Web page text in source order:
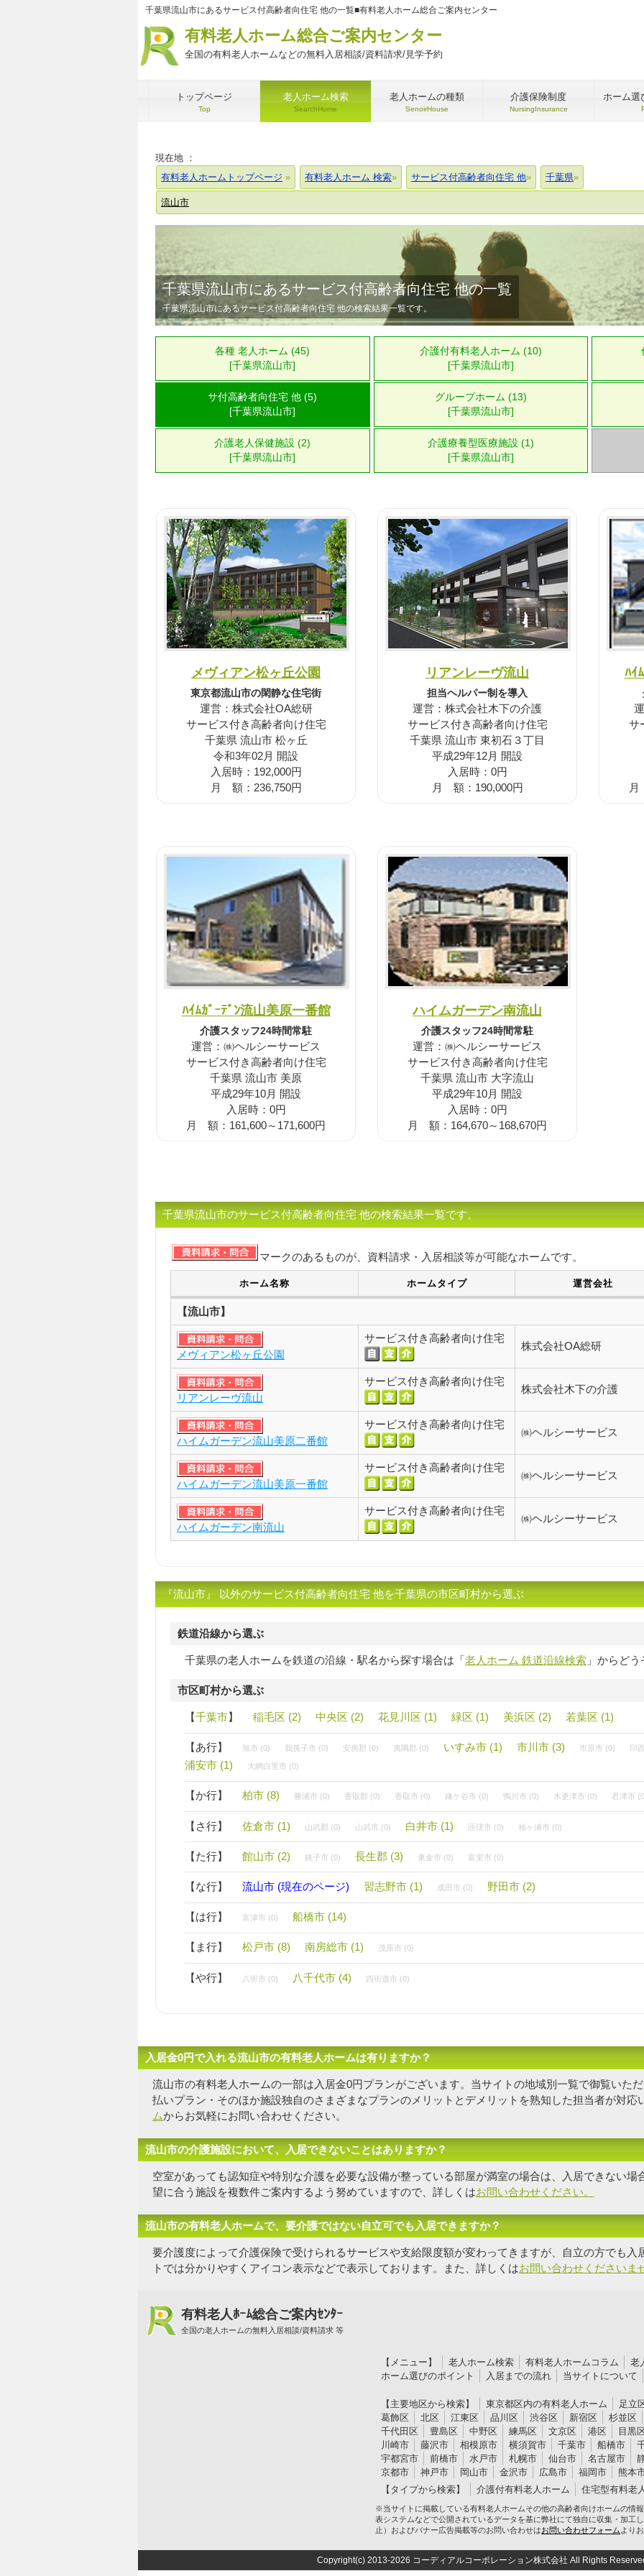
千葉県流山市にあるサービス付高齢者向住宅 他の一覧■有料老人ホーム総合ご案内センター
有料老人ホーム総合ご案内センター
全国の有料老人ホームなどの無料入居相談/資料請求/見学予約
トップページ
Top
老人ホーム検索
SearchHome
老人ホームの種類
SenoirHouse
介護保険制度
NursingInsurance
ホーム選
現在地 ：
有料老人ホームトップページ
有料老人ホーム 検索 サービス付高齢者向住宅 他 千葉県
流山市
千葉県流山市にあるサービス付高齢者向住宅 他の一覧
千葉県流山市にあるサービス付高齢者向住宅 他の検索結果一覧です。
各種 老人ホーム (45)
[千葉県流山市]
介護付有料老人ホーム (10)
[千葉県流山市]
サ付高齢者向住宅 他 (5)
[千葉県流山市]
グループホーム (13)
[千葉県流山市]
介護老人保健施設 (2)
[千葉県流山市]
介護療養型医療施設 (1)
[千葉県流山市]
メヴィアン松ヶ丘公園
東京都流山市の閑静な住宅街
運営：株式会社OA総研
サービス付き高齢者向け住宅
千葉県 流山市 松ヶ丘
令和3年02月 開設
入居時：192,000円
月 額：236,750円
リアンレーヴ流山
担当ヘルパー制を導入
運営：株式会社木下の介護
サービス付き高齢者向け住宅
千葉県 流山市 東初石３丁目
平成29年12月 開設
入居時：0円
月 額：190,000円
ﾊｲ
サ
ﾊｲﾑｶﾞｰﾃﾞﾝ流山美原一番館
介護スタッフ24時間常駐
運営：㈱ヘルシーサービス
サービス付き高齢者向け住宅
千葉県 流山市 美原
平成29年10月 開設
入居時：0円
月 額：161,600～171,600円
ハイムガーデン南流山
介護スタッフ24時間常駐
運営：㈱ヘルシーサービス
サービス付き高齢者向け住宅
千葉県 流山市 大字流山
平成29年10月 開設
入居時：0円
月 額：164,670～168,670円
千葉県流山市のサービス付高齢者向住宅 他の検索結果一覧です。
マークのあるものが、資料請求・入居相談等が可能なホームです。
ホーム名称 ホームタイプ 運営会社
【流山市】
メヴィアン松ヶ丘公園
サービス付き高齢者向け住宅
株式会社OA総研
リアンレーヴ流山
サービス付き高齢者向け住宅
株式会社木下の介護
ハイムガーデン流山美原二番館
サービス付き高齢者向け住宅
㈱ヘルシーサービス
ハイムガーデン流山美原一番館
サービス付き高齢者向け住宅
㈱ヘルシーサービス
ハイムガーデン南流山
サービス付き高齢者向け住宅
㈱ヘルシーサービス
『流山市』 以外のサービス付高齢者向住宅 他を千葉県の市区町村から選ぶ
鉄道沿線から選ぶ
千葉県の老人ホームを鉄道の沿線・駅名から探す場合は「老人ホーム 鉄道沿線検索 」からどう
市区町村から選ぶ
【千葉市】 稲毛区 (2) 中央区 (2) 花見川区 (1) 緑区 (1) 美浜区 (2) 若葉区 (1)
【あ行】 旭市 (0) 我孫子市 (0) 安房郡 (0) 夷隅郡 (0) いすみ市 (1) 市川市 (3) 市原市 (0) 印
浦安市 (1) 大網白里市 (0)
【か行】 柏市 (8) 勝浦市 (0) 香取郡 (0) 香取市 (0) 鎌ケ谷市 (0) 鴨川市 (0) 木更津市 (0) 君津市
【さ行】 佐倉市 (1) 山武郡 (0) 山武市 (0) 白井市 (1) 匝瑳市 (0) 袖ヶ浦市 (0)
【た行】 館山市 (2) 銚子市 (0) 長生郡 (3) 東金市 (0) 富里市 (0)
【な行】 流山市 (現在のページ) 習志野市 (1) 成田市 (0) 野田市 (2)
【は行】 富津市 (0) 船橋市 (14)
【ま行】 松戸市 (8) 南房総市 (1) 茂原市 (0)
【や行】 八街市 (0) 八千代市 (4) 四街道市 (0)
入居金0円で入れる流山市の有料老人ホームは有りますか？
流山市の有料老人ホームの一部は入居金0円プランがございます。当サイトの地域別一覧で御覧いた
払いプラン・そのほか施設独自のさまざまなプランのメリットとデメリットを熟知した担当者が対応
ムからお気軽にお問い合わせください。
流山市の介護施設において、入居できないことはありますか？
空室があっても認知症や特別な介護を必要な設備が整っている部屋が満室の場合は、入居できない場
望に合う施設を複数件ご案内するよう努めていますので、詳しくはお問い合わせください。
流山市の有料老人ホームで、要介護ではない自立可でも入居できますか？
要介護度によって介護保険で受けられるサービスや支給限度額が変わってきますが、自立の方でも入
トでは分かりやすくアイコン表示などで表示しております。また、詳しくはお問い合わせくださいま
有料老人ﾎｰﾑ総合ご案内ｾﾝﾀｰ
全国の老人ホームの無料入居相談/資料請求 等
【メニュー】 老人ホーム検索 有料老人ホームコラム
老
ホーム選びのポイント
入居までの流れ 当サイトについて
【主要地区から検索】 東京都区内の有料老人ホーム
足立
葛飾区
北区 江東区 品川区 渋谷区 新宿区
杉並区
千代田区
豊島区 中野区 練馬区 文京区 港区
目黒
川崎市
藤沢市 相模原市 横須賀市 千葉市 船橋市
宇都宮市
前橋市 水戸市 札幌市 仙台市 名古屋市
京都市
神戸市 岡山市 金沢市 広島市 福岡市
熊本
【タイプから検索】
介護付有料老人ホーム 住宅型有料老
※当サイトに掲載している有料老人ホームその他の高齢者向けホームの情
表システムなどで公開されているデータを基に弊社にて独自に収集・加工
止）およびバナー広告掲載等のお問い合わせはお問い合わせフォーム より
Copyright(c) 2013-2026 コーディアルコーポレーション株式会社 All Rights